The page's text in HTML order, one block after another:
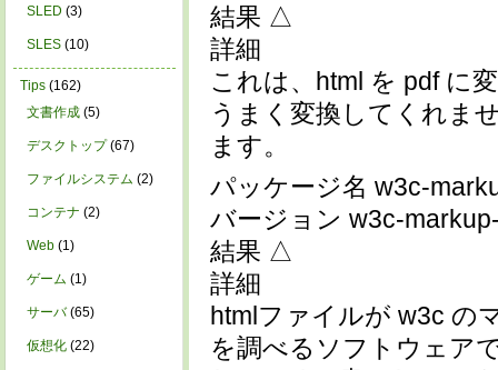
結果 △
詳細
これは、html を pdf に
うまく変換してくれま
ます。
パッケージ名 w3c-
バージョン w3c-
結果 △
詳細
htmlファイルが w3c の
を調べるソフトウェア
SLED (3)
SLES (10)
Tips (162)
文書作成 (5)
デスクトップ(67)
ファイルシステム (2)
コンテナ (2)
Web (1)
ゲーム (1)
サーバ(65)
仮想化 (22)